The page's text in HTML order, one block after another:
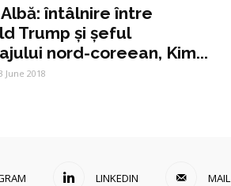
întâlnire între
Trump și șeful
nord-coreean, Kim...
June 2018
LINKEDIN MAIL